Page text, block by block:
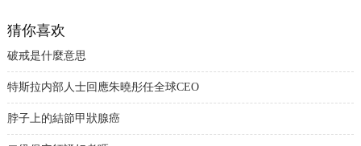
猜你喜欢
破戒是什麼意思
特斯拉内部人士回應朱曉彤任全球CEO
脖子上的結節甲狀腺癌